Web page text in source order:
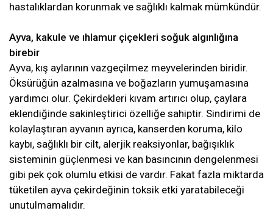
hastalıklardan korunmak ve sağlıklı kalmak mümkündür.
Ayva, kakule ve ıhlamur çiçekleri soğuk algınlığına
birebir
Ayva, kış aylarının vazgeçilmez meyvelerinden biridir.
Öksürüğün azalmasına ve boğazların yumuşamasına
yardımcı olur. Çekirdekleri kıvam artırıcı olup, çaylara
eklendiğinde sakinleştirici özelliğe sahiptir. Sindirimi de
kolaylaştıran ayvanın ayrıca, kanserden koruma, kilo
kaybı, sağlıklı bir cilt, alerjik reaksiyonlar, bağışıklık
sisteminin güçlenmesi ve kan basıncının dengelenmesi
gibi pek çok olumlu etkisi de vardır. Fakat fazla miktarda
tüketilen ayva çekirdeğinin toksik etki yaratabileceği
unutulmamalıdır.